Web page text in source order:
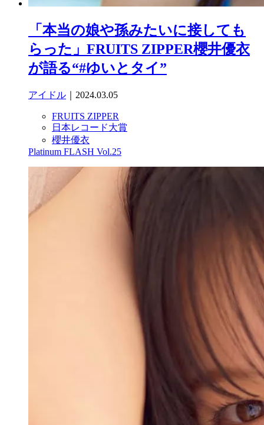
「本当の娘や孫みたいに接しても
らった」FRUITS ZIPPER櫻井優衣
が語る“#ゆいとタイ”
アイドル ｜2024.03.05
FRUITS ZIPPER
日本レコード大賞
櫻井優衣
Platinum FLASH Vol.25